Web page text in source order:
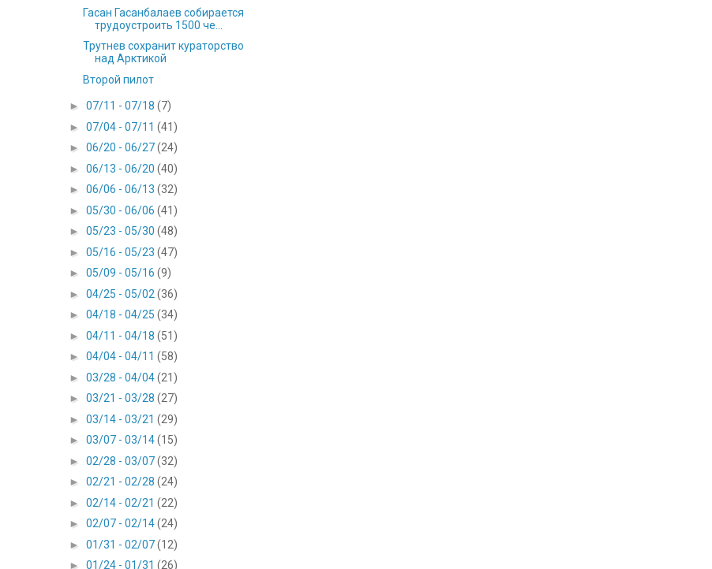
Гасан Гасанбалаев собирается
трудоустроить 1500 че...
Трутнев сохранит кураторство
над Арктикой
Второй пилот
► 07/11 - 07/18 (7)
► 07/04 - 07/11 (41)
► 06/20 - 06/27(24)
► 06/13 - 06/20 (40)
► 06/06 - 06/13 (32)
► 05/30 - 06/06 (41)
► 05/23 - 05/30 (48)
► 05/16 - 05/23 (47)
► 05/09 - 05/16 (9)
► 04/25 - 05/02 (36)
► 04/18 - 04/25 (34)
► 04/11 - 04/18 (51)
► 04/04 - 04/11 (58)
► 03/28 - 04/04(21)
► 03/21 - 03/28 (27)
► 03/14 - 03/21 (29)
► 03/07 - 03/14(15)
► 02/28 - 03/07(32)
► 02/21 - 02/28 (24)
► 02/14 - 02/21 (22)
► 02/07 - 02/14(24)
► 01/31 - 02/07(12)
► 01/24 - 01/31 (26)